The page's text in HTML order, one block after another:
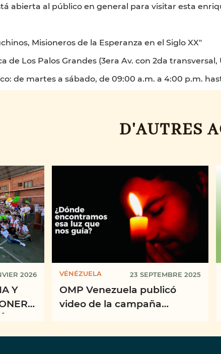
abierta al público en general para visitar esta
Misioneros de la Esperanza en el Siglo XX"
de Los Palos Grandes (3era Av. con 2da transversal,
de martes a sábado, de 09:00 a.m. a 4:00 p.m.
D'AUTRES
2026
Y
VÉNÉZUELA 23 SEPTEMBRE 2025
OMP Venezuela publicó
video de la campaña